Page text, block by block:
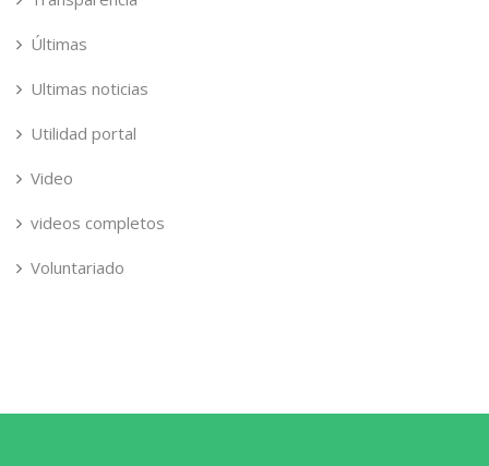
Últimas
Ultimas noticias
Utilidad portal
Video
videos completos
Voluntariado